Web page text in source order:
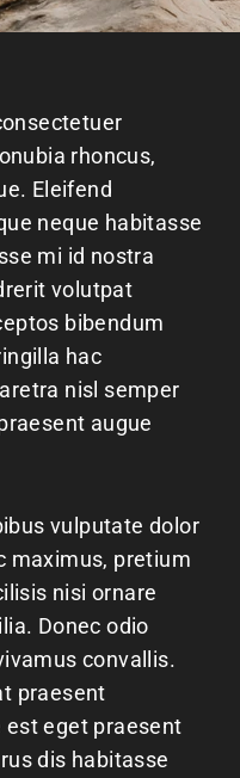
rhoncus,
Eleifend
neque habitasse
mi id nostra
volutpat
bibendum
hac
nisl semper
augue
vulputate dolor
maximus, pretium
nisi ornare
Donec odio
convallis.
praesent
est eget praesent
dis habitasse